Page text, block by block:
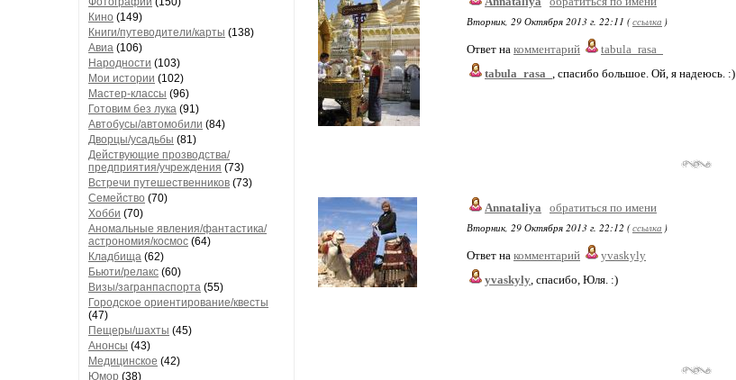
Кино (149)
Книги/путеводители/карты (138)
Авиа (106)
Народности (103)
Мои истории (102)
Мастер-классы (96)
Готовим без лука (91)
Автобусы/автомобили (84)
Дворцы/усадьбы (81)
Действующие прозводства/
предприятия/учреждения (73)
Встречи путешественников (73)
Семейство (70)
Хобби (70)
Аномальные явления/фантастика/
астрономия/космос (64)
Кладбища (62)
Бьюти/релакс (60)
Визы/загранпаспорта (55)
Городское ориентирование/квесты
(47)
Пещеры/шахты (45)
Анонсы (43)
Медицинское (42)
Юмор (38)
Вторник, 29 Октября 2013 г. 22:11 (ссылка )
Ответ на комментарий
tabula_rasa_
tabula_rasa_ , спасибо большое. Ой, я надеюсь. :)
Annataliya
обратиться по имени
Вторник, 29 Октября 2013 г. 22:12 (ссылка )
Ответ на комментарий
yvaskyly
yvaskyly, спасибо, Юля. :)